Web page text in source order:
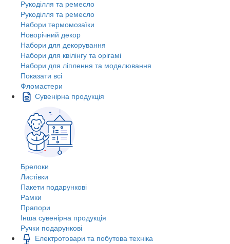
Рукоділля та ремесло
Рукоділля та ремесло
Набори термомозаїки
Новорічний декор
Набори для декорування
Набори для квілінгу та орігамі
Набори для ліплення та моделювання
Показати всі
Фломастери
Сувенірна продукція
Брелоки
Листівки
Пакети подарункові
Рамки
Прапори
Інша сувенірна продукція
Ручки подарункові
Електротовари та побутова техніка